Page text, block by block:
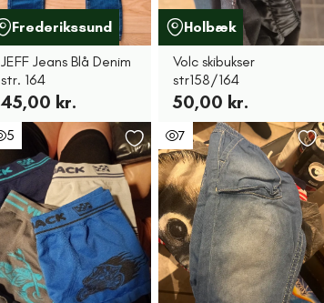
Frederikssund
JEFF Jeans Blå Denim
str. 164
45,00 kr.
Holbæk
Volc skibukser
str158/164
50,00 kr.
5 7